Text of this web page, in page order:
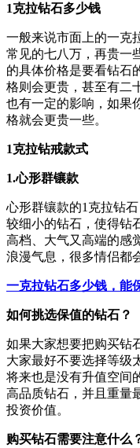
1克拉钻石多少钱
一般来说市面上的一克
常见的七八万，再贵一
的具体价格是要看钻石
格则会更贵，甚至有二
也有一定的影响，如果
格就会更贵一些。
1克拉钻戒款式
1.心形群镶款
心形群镶款的1克拉钻
较细小的钻石，使得钻
高档、大气又高端的感
浪漫气息，很多情侣都
一克拉钻石多少钱，能
如何挑选保值的钻石？
如果大家想要把购买钻
大家最好不要选择等级
将来也是没有升值空间
高品质钻石，并且重量
投资价值。
购买钻石需要注意什么